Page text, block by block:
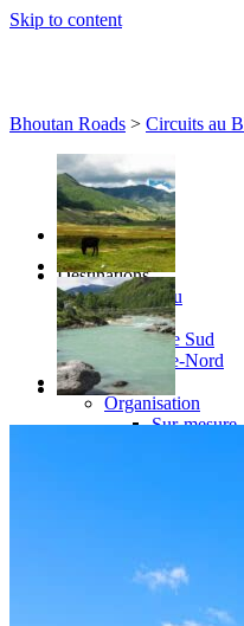
Skip to content
Destinations
Thimphou
Paro
L’Est et le Sud
Le Centre-Nord
Circuits
Organisation
Sur-mesure
Où et quand partir ?
Printemps
Bhoutan Roads > Circuits au